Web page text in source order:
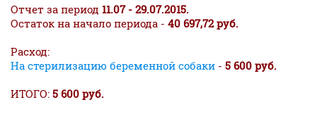
Отчет за период 11.07 - 29.07.2015.
Остаток на начало периода - 40 697,72 руб.
Расход:
На стерилизацию беременной собаки - 5 600 руб.
ИТОГО: 5 600 руб.